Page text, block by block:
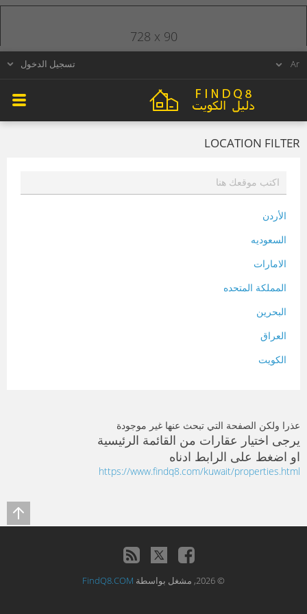
تسجيل الدخول
LOCATION FILTER
الأردن
السعوديه
الامارات
المملكة المتحده
البحرين
العراق
الكويت
سلطنة عمان
فلسطين
قطر
تونس
عذرا ولكن الصفحة التي تبحث عنها غير موجودة
يرجى اختيار عقارات من القائمة الرئيسية
او اضغط على الرابط ادناه
https://www.findq8.com/kuwait/properties.html
728 x 90
© 2026, مشغل بواسطة FindQ8.COM